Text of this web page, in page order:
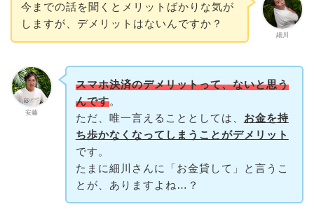
細川
今までの話を聞くとメリットばかりな気が
しますが、デメリットはないんですか？
安藤
スマホ決済のデメリットって、ないと思う
んです。
ただ、唯一言えることとしては、 お金を持
ち歩かなくなってしまうことがデメリット
です。
たまに細川さんに「お金貸して」と言うこ
とが、ありますよね…？